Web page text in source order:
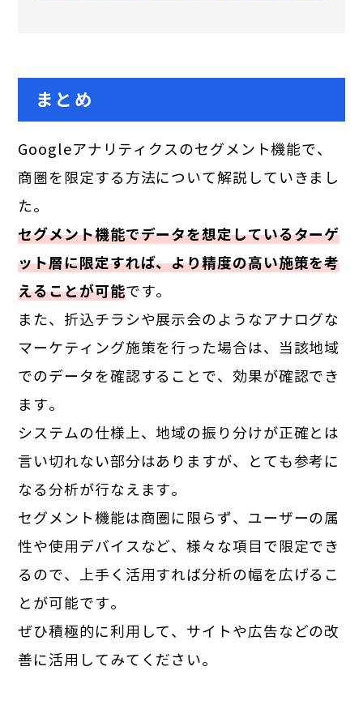
まとめ
Googleアナリティクスのセグメント機能で、
商圏を限定する方法について解説していきまし
た。
セグメント機能でデータを想定しているターゲ
ット層に限定すれば、より精度の高い施策を考
えることが可能です。
また、折込チラシや展示会のようなアナログな
マーケティング施策を行った場合は、当該地域
でのデータを確認することで、効果が確認でき
ます。
システムの仕様上、地域の振り分けが正確とは
言い切れない部分はありますが、とても参考に
なる分析が行なえます。
セグメント機能は商圏に限らず、ユーザーの属
性や使用デバイスなど、様々な項目で限定でき
るので、上手く活用すれば分析の幅を広げるこ
とが可能です。
ぜひ積極的に利用して、サイトや広告などの改
善に活用してみてください。